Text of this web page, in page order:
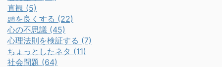
直観 (5)
頭を良くする (22)
心の不思議 (45)
心理法則を検証する (7)
ちょっとしたネタ (11)
社会問題 (64)